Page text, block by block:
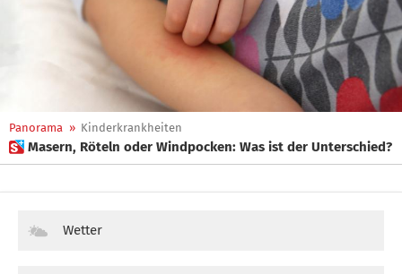
Panorama » Kinderkrankheiten
 Masern, Röteln oder Windpocken: Was ist der Unterschied?
Wetter